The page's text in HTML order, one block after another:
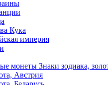
Кука
империя
монеты Знаки зодиака,
Австрия